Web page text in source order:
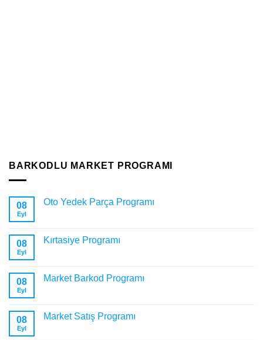
BARKODLU MARKET PROGRAMI
08
Eyl
Oto Yedek Parça Programı
08
Eyl
Kırtasiye Programı
08
Eyl
Market Barkod Programı
08
Eyl
Market Satış Programı